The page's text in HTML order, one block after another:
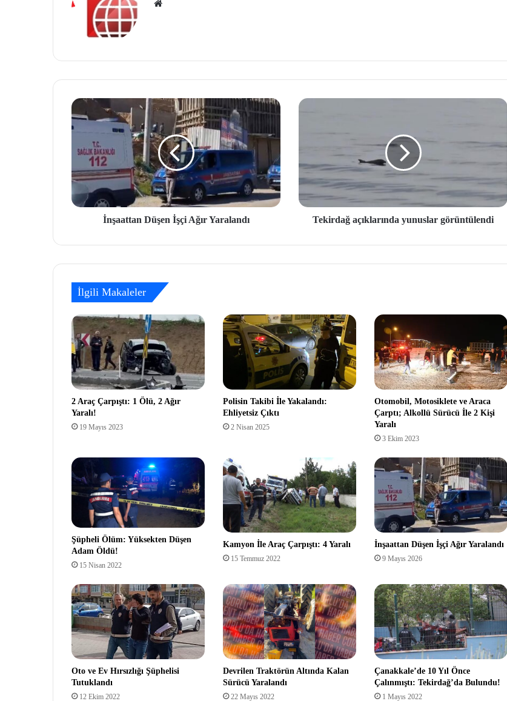
İnşaattan Düşen İşçi Ağır Yaralandı Tekirdağ açıklarında yunuslar görüntülendi
İlgili Makaleler
2 Araç Çarpıştı: 1 Ölü, 2 Ağır
Yaralı!
19 Mayıs 2023
Polisin Takibi İle Yakalandı:
Ehliyetsiz Çıktı
2 Nisan 2025
Otomobil, Motosiklete ve Araca
Çarptı; Alkollü Sürücü İle 2 Kişi
Yaralı
3 Ekim 2023
Şüpheli Ölüm: Yüksekten Düşen
Adam Öldü!
15 Nisan 2022
Kamyon İle Araç Çarpıştı: 4 Yaralı
15 Temmuz 2022
İnşaattan Düşen İşçi Ağır Yaralandı
9 Mayıs 2026
Oto ve Ev Hırsızlığı Şüphelisi
Tutuklandı
12 Ekim 2022
Devrilen Traktörün Altında Kalan
Sürücü Yaralandı
22 Mayıs 2022
Çanakkale’de 10 Yıl Önce
Çalınmıştı: Tekirdağ’da Bulundu!
1 Mayıs 2022